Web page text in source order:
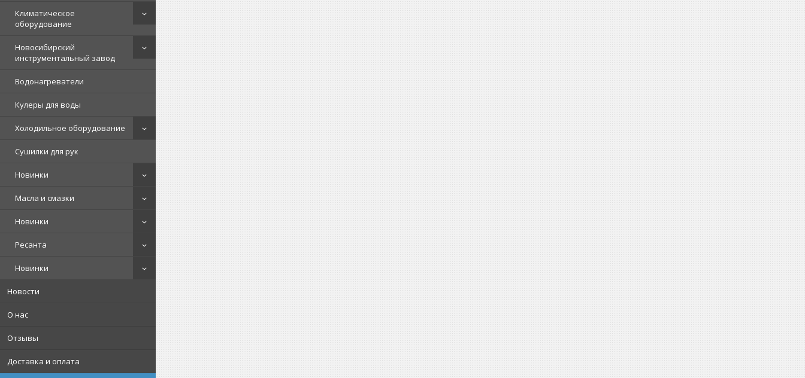
Климатическое
оборудование
Новосибирский
инструментальный завод
Водонагреватели
Кулеры для воды
Холодильное оборудование
Сушилки для рук
Новинки
Масла и смазки
Новинки
Ресанта
Новинки
Новости
О нас
Отзывы
Доставка и оплата